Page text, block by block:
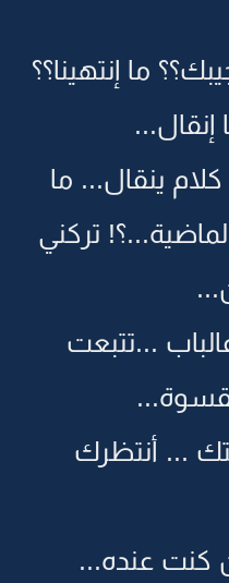
ما إنتهينا؟؟
إنقال...
ينقال... ما
تركني
...تتبعت
... أنتظرك
كنت عنده...